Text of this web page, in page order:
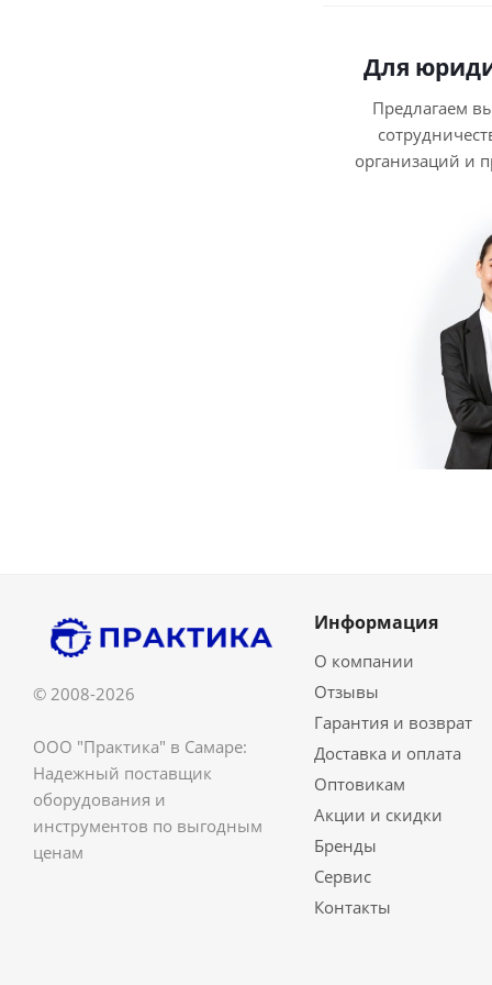
Для
Предлагаем
организаций и
© 2008-2026
ООО "Практика" в Самаре:
Надежный поставщик
оборудования и
инструментов по выгодным
ценам
Информация
О компании
Отзывы
Гарантия и возврат
Доставка и оплата
Оптовикам
Акции и скидки
Бренды
Сервис
Контакты